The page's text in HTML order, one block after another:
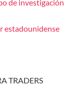
de investigación
estadounidense
TRADERS